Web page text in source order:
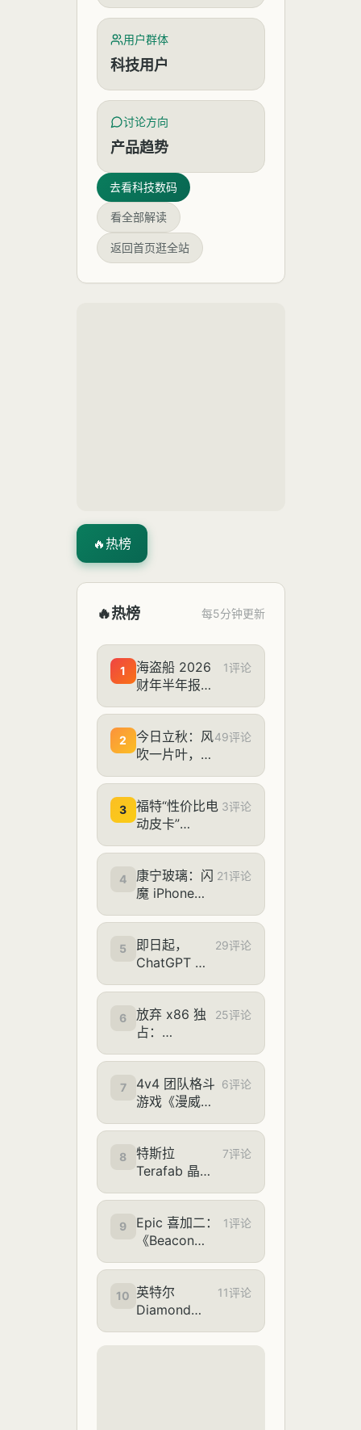
用户群体
科技用户
讨论方向
产品趋势
去看科技数码
看全部解读
返回首页逛全站
🔥热榜
🔥热榜 每5分钟更新
1
海盗船 2026
财年半年报归
元，同比扭亏
为盈
1评论
2
今日立秋：风
吹一片叶，万
49评论
3
福特“性价比电
动皮卡”
比丰田 RAV4
大，28350 美
元起售
3评论
4
康宁玻璃：闪
魔 iPhone
10.9 元官方冲
量随时结束
21评论
5
即日起，
ChatGPT 可
Photoshop、
Lightroom
来修图、设计
29评论
6
放弃 x86 独
占：
次支持
Arm64 架构
25评论
7
4v4 团队格斗
游戏《漫威斗
298 元起
6评论
8
特斯拉
Terafab 晶圆
豪言“把尖端制
造带回美国”
7评论
9
Epic 喜加二：
《Beacon
Together》游
戏免费领取
1评论
10 英特尔
Diamond
11评论